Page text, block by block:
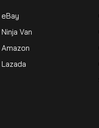
eBay
Ninja Van
Amazon
Lazada